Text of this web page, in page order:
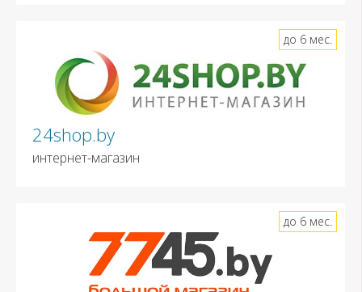
24shop.by
интернет-магазин
до 6 мес.
до 6 мес.